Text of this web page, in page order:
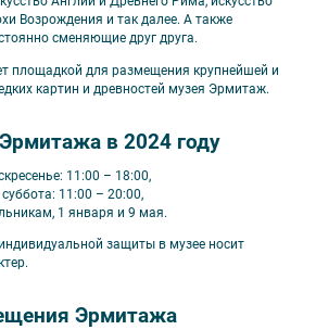
Возрождения и так далее. А также
сменяющие друг друга.
площадкой для размещения крупнейшей и
картин и древностей музея Эрмитаж.
в 2024 году
11:00 – 18:00,
11:00 – 20:00,
1 января и 9 мая.
защиты в музее носит
Эрмитажа